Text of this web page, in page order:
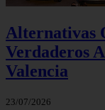
Alternativas
Verdaderos
Valencia
23/07/2026